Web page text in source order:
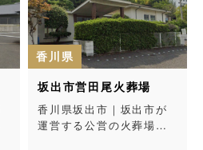
香川県
坂出市営田尾火葬場
香川県坂出市｜坂出市が
運営する公営の火葬場…